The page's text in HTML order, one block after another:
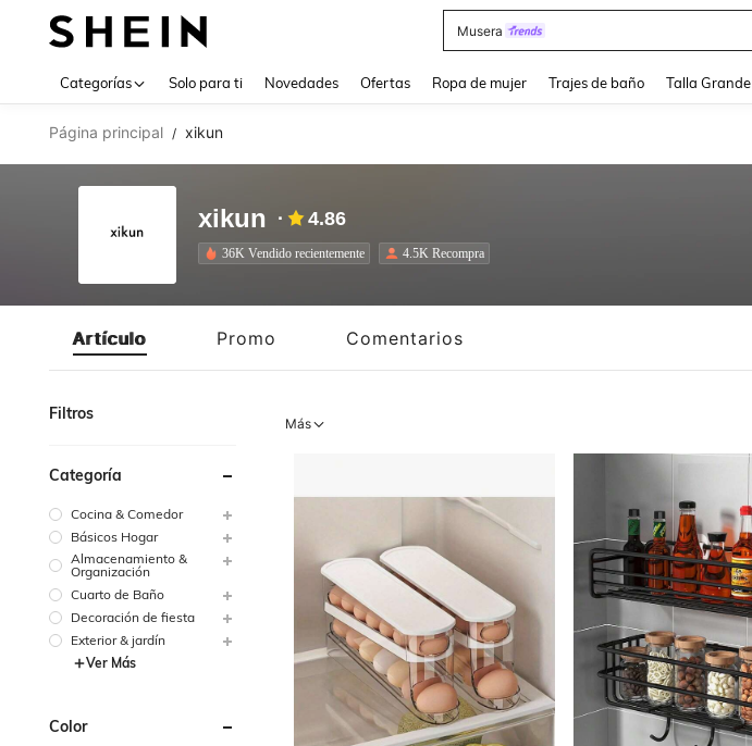
Dazy
Categorías Solo para ti Novedades Ofertas Ropa de mujer Trajes de baño Talla Grande
Página principal / xikun
xikun 4.86
36K Vendido recientemente 4.5K Recompra
Artículo Promo Comentarios
Filtros
Categoría
Cocina & Comedor
Básicos Hogar
Almacenamiento &
Organización
Cuarto de Baño
Decoración de fiesta
Exterior & jardín
Ver Más
Color
Más